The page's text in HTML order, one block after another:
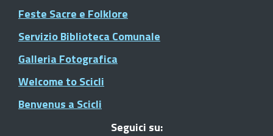
Feste Sacre e Folklore
Servizio Biblioteca Comunale
Galleria Fotografica
Welcome to Scicli
Benvenus a Scicli
Seguici su: